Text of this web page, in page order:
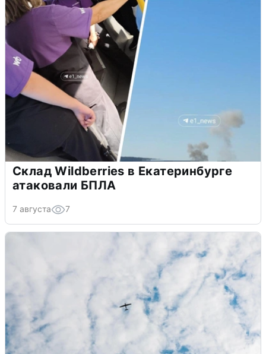
Склад Wildberries в Екатеринбурге
атаковали БПЛА
7 августа 7